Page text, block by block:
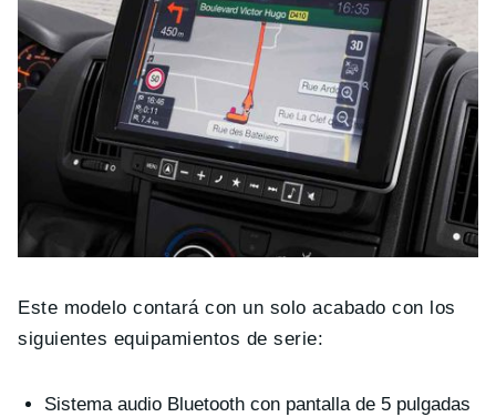
Este modelo contará con un solo acabado con los
siguientes equipamientos de serie:
Sistema audio Bluetooth con pantalla de 5 pulgadas